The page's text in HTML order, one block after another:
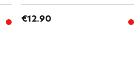
€12.90